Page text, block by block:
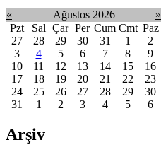
« Ağustos 2026
»
Pzt
Sal Çar Per Cum Cmt Paz
27
28 29 30 31 1
2
3
4 5 6 7 8
9
10
11 12 13 14 15
16
17
18 19 20 21 22
23
24
25 26 27 28 29
30
31
1 2 3 4 5 6
Arşiv